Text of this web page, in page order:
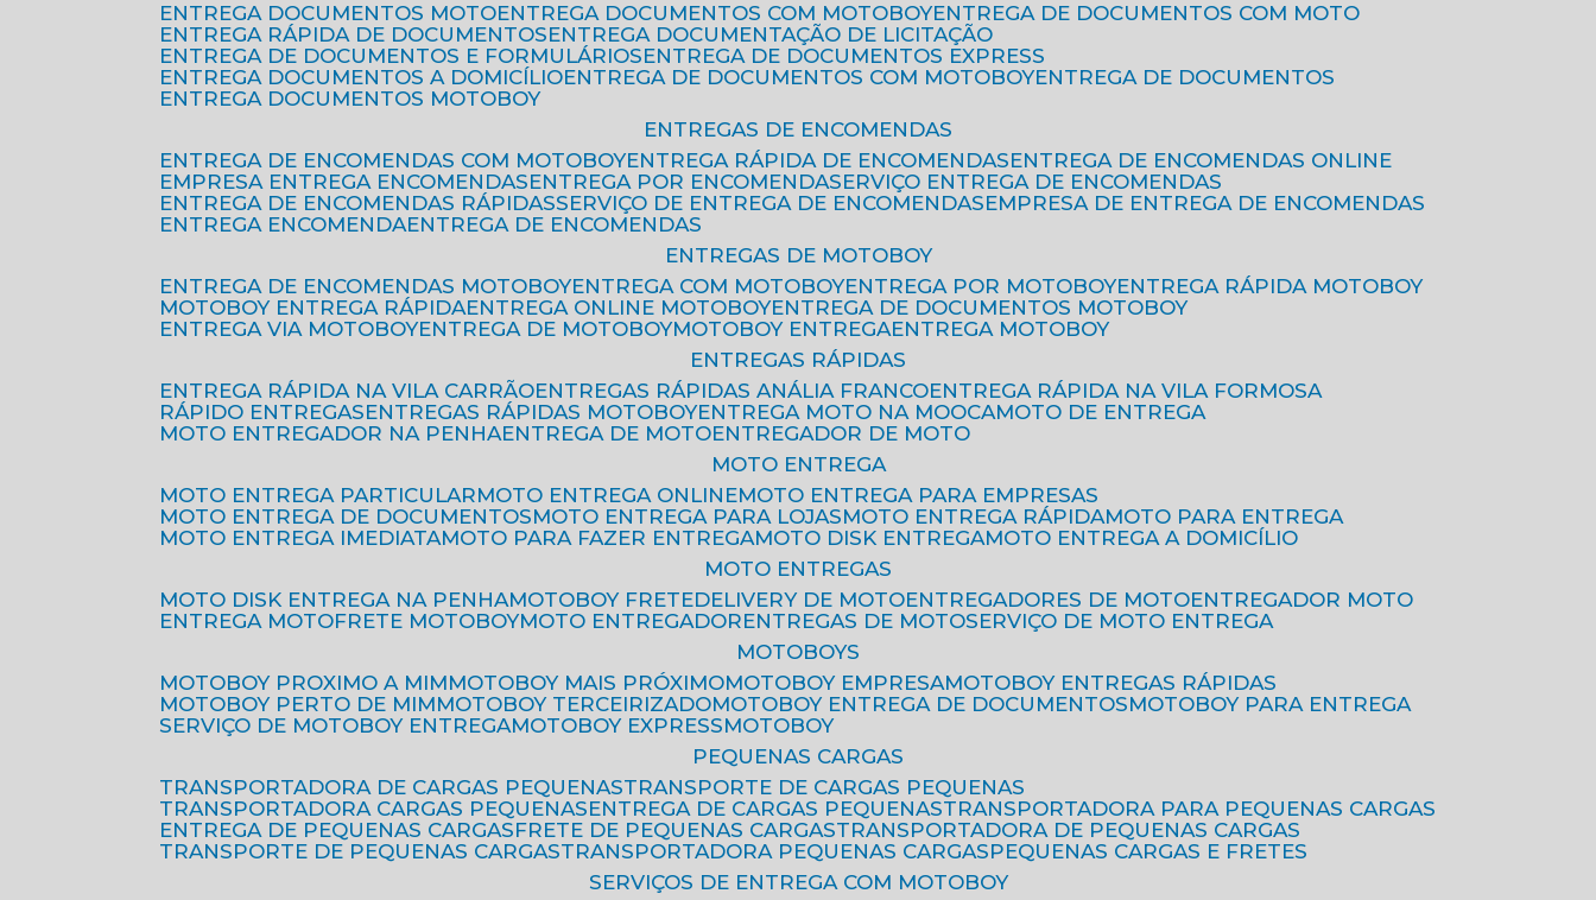
ENTREGA DOCUMENTOS MOTO
ENTREGA DOCUMENTOS COM MOTOBOY
ENTREGA DE DOCUMENTOS COM MOTO
ENTREGA RÁPIDA DE DOCUMENTOS
ENTREGA DOCUMENTAÇÃO DE LICITAÇÃO
ENTREGA DE DOCUMENTOS E FORMULÁRIOS
ENTREGA DE DOCUMENTOS EXPRESS
ENTREGA DOCUMENTOS A DOMICÍLIO
ENTREGA DE DOCUMENTOS COM MOTOBOY
ENTREGA DE DOCUMENTOS
ENTREGA DOCUMENTOS MOTOBOY
ENTREGAS DE ENCOMENDAS
ENTREGA DE ENCOMENDAS COM MOTOBOY
ENTREGA RÁPIDA DE ENCOMENDAS
ENTREGA DE ENCOMENDAS ONLINE
EMPRESA ENTREGA ENCOMENDAS
ENTREGA POR ENCOMENDA
SERVIÇO ENTREGA DE ENCOMENDAS
ENTREGA DE ENCOMENDAS RÁPIDAS
SERVIÇO DE ENTREGA DE ENCOMENDAS
EMPRESA DE ENTREGA DE ENCOMENDAS
ENTREGA ENCOMENDA
ENTREGA DE ENCOMENDAS
ENTREGAS DE MOTOBOY
ENTREGA DE ENCOMENDAS MOTOBOY
ENTREGA COM MOTOBOY ENTREGA POR MOTOBOY
ENTREGA RÁPIDA MOTOBOY
MOTOBOY ENTREGA RÁPIDA
ENTREGA ONLINE MOTOBOY
ENTREGA DE DOCUMENTOS MOTOBOY
ENTREGA VIA MOTOBOY
ENTREGA DE MOTOBOY MOTOBOY ENTREGA
ENTREGA MOTOBOY
ENTREGAS RÁPIDAS
ENTREGA RÁPIDA NA VILA CARRÃO
ENTREGAS RÁPIDAS ANÁLIA FRANCO
ENTREGA RÁPIDA NA VILA FORMOSA
RÁPIDO ENTREGAS
ENTREGAS RÁPIDAS MOTOBOY ENTREGA MOTO NA MOOCA
MOTO DE ENTREGA
MOTO ENTREGADOR NA PENHA
ENTREGA DE MOTO
ENTREGADOR DE MOTO
MOTO ENTREGA
MOTO ENTREGA PARTICULAR
MOTO ENTREGA ONLINE
MOTO ENTREGA PARA EMPRESAS
MOTO ENTREGA DE DOCUMENTOS
MOTO ENTREGA PARA LOJAS MOTO ENTREGA RÁPIDA
MOTO PARA ENTREGA
MOTO ENTREGA IMEDIATA
MOTO PARA FAZER ENTREGA MOTO DISK ENTREGA
MOTO ENTREGA A DOMICÍLIO
MOTO ENTREGAS
MOTO DISK ENTREGA NA PENHA
MOTOBOY FRETE DELIVERY DE MOTO ENTREGADORES DE MOTO
ENTREGADOR MOTO
ENTREGA MOTO
FRETE MOTOBOY MOTO ENTREGADOR ENTREGAS DE MOTO
SERVIÇO DE MOTO ENTREGA
MOTOBOYS
MOTOBOY PROXIMO A MIM
MOTOBOY MAIS PRÓXIMO MOTOBOY EMPRESA
MOTOBOY ENTREGAS RÁPIDAS
MOTOBOY PERTO DE MIM
MOTOBOY TERCEIRIZADO MOTOBOY ENTREGA DE DOCUMENTOS
MOTOBOY PARA ENTREGA
SERVIÇO DE MOTOBOY ENTREGA
MOTOBOY EXPRESS
MOTOBOY
PEQUENAS CARGAS
TRANSPORTADORA DE CARGAS PEQUENAS
TRANSPORTE DE CARGAS PEQUENAS
TRANSPORTADORA CARGAS PEQUENAS
ENTREGA DE CARGAS PEQUENAS
TRANSPORTADORA PARA PEQUENAS CARGAS
ENTREGA DE PEQUENAS CARGAS
FRETE DE PEQUENAS CARGAS
TRANSPORTADORA DE PEQUENAS CARGAS
TRANSPORTE DE PEQUENAS CARGAS
TRANSPORTADORA PEQUENAS CARGAS
PEQUENAS CARGAS E FRETES
SERVIÇOS DE ENTREGA COM MOTOBOY